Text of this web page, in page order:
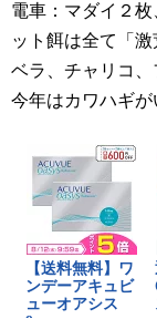
電車：マダイ２
ット餌は全て「
ベラ、チャリコ、
今年はカワハギが